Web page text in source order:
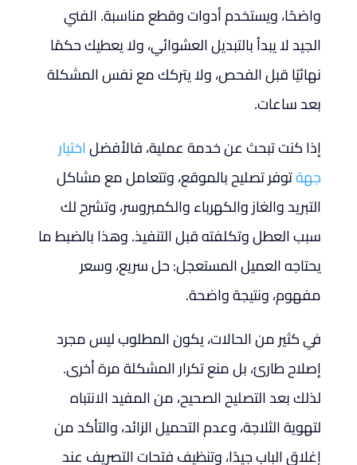
واضحًا، ويستخدم أدوات وقطع مناسبة. الفني
الجيد لا يبدأ بالتبديل العشوائي، ولا يعطيك حكمًا
نهائيًا قبل الفحص، ولا يتركك مع نفس المشكلة
بعد ساعات.
إذا كنت تبحث عن خدمة عملية، فالأفضلاختيار
جهةتوفر تصليح بالموقع، وتتعامل مع مشاكل
التبريد والغاز والكهرباء والكمبروسر، وتشرح لك
سبب العطل وتكلفته قبل التنفيذ. وهذا بالضبط ما
يحتاجه العميل المستعجل: حل سريع، وسعر
مفهوم، ونتيجة واضحة.
في كثير من الحالات، يكون المطلوب ليس مجرد
إصلاح طارئ، بل منع تكرار المشكلة مرة أخرى.
لذلك بعد التصليح الصحيح، من المفيد الانتباه
لتهوية الثلاجة، وعدم التحميل الزائد، والتأكد من
إغلاق الباب جيدًا، وتنظيف فتحات التصريف عند